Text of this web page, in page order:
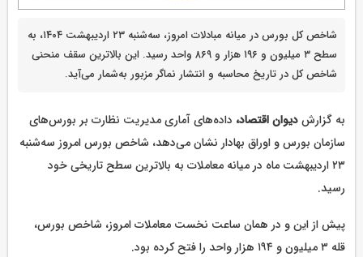
شاخص کل بورس در میانه مبادلات امروز، سه‌شنبه ۲۳ اردیبهشت ۱۴۰۴، به
سطح ۳ میلیون و ۱۹۶ هزار و ۸۶۹ واحد رسید. این بالاترین سقف منحنی
شاخص کل در تاریخ محاسبه و انتشار نماگر مزبور به‌شمار می‌آید.
به گزارشدیوان اقتصاد، داده‌های آماری مدیریت نظارت بر بورس‌های
سازمان بورس و اوراق بهادار نشان می‌دهد، شاخص بورس امروز سه‌شنبه
۲۳ اردیبهشت ماه در میانه معاملات به بالاترین سطح تاریخی خود
رسید.
پیش از این و در همان ساعت نخست معاملات امروز، شاخص بورس،
قله ۳ میلیون و ۱۹۴ هزار واحد را فتح کرده بود.